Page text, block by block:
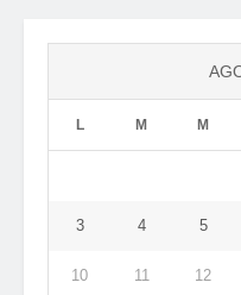
L M M
3 4 5
10 11 12